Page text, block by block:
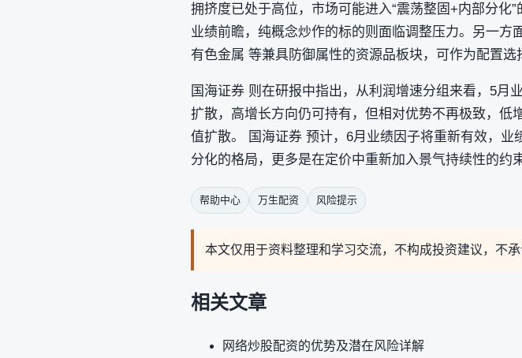
拥挤度已处于高位，市场可能进入“震荡整固+内部分化
业绩前瞻，纯概念炒作的标的则面临调整压力。另一方
有色金属 等兼具防御属性的资源品板块，可作为配置选
国海证券 则在研报中指出，从利润增速分组来看，5月
扩散，高增长方向仍可持有，但相对优势不再极致，
值扩散。 国海证券 预计，6月业绩因子将重新有效，
分化的格局，更多是在定价中重新加入景气持续性的约束
帮助中心 万生配资 风险提示
本文仅用于资料整理和学习交流，不构成投资建议，不
相关文章
网络炒股配资的优势及潜在风险详解